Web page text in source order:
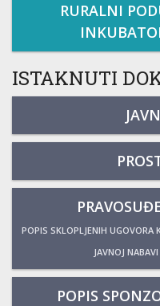
RURALNI
ISTAKNUTI
POPIS SKLOPLJENIH UGOVORA
JAVNOJ
POPIS